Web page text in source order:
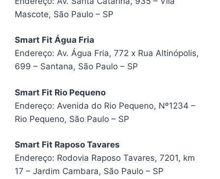
Mascote, São Paulo – SP
Smart Fit Água Fria
Endereço: Av. Água Fria, 772 x Rua Altinópolis,
699 – Santana, São Paulo – SP
Smart Fit Rio Pequeno
Endereço: Avenida do Rio Pequeno, Nº1234 –
Rio Pequeno, São Paulo – SP
Smart Fit Raposo Tavares
Endereço: Rodovia Raposo Tavares, 7201, km
17 – Jardim Cambara, São Paulo – SP